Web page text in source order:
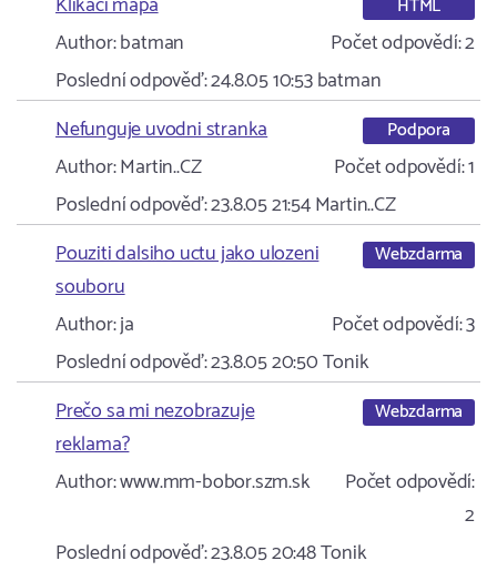
Author:batman Počet odpovědí:2
Poslední odpověď:24.8.05 10:53batman
Nefunguje uvodni stranka
Podpora
Author:Martin..CZ Počet odpovědí:1
Poslední odpověď:23.8.05 21:54Martin..CZ
Pouziti dalsiho uctu jako ulozeni
souboru
Webzdarma
Author:ja Počet odpovědí:3
Poslední odpověď:23.8.05 20:50Tonik
Prečo sa mi nezobrazuje
reklama?
Webzdarma
Author:www.mm-bobor.szm.sk
Počet odpovědí:
2
Poslední odpověď:23.8.05 20:48Tonik